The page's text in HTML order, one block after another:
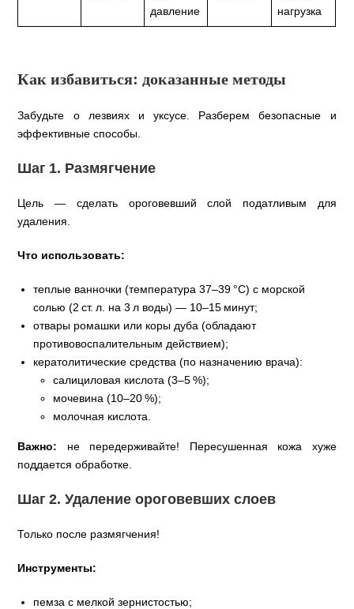
давление
нагрузка
Как избавиться: доказанные методы
Забудьте о лезвиях и уксусе. Разберем безопасные и
эффективные способы.
Шаг 1. Размягчение
Цель — сделать ороговевший слой податливым для
удаления.
Что использовать:
теплые ванночки (температура 37–39 °C) с морской
солью (2 ст. л. на 3 л воды) — 10–15 минут;
отвары ромашки или коры дуба (обладают
противовоспалительным действием);
кератолитические средства (по назначению врача):
салициловая кислота (3–5 %);
мочевина (10–20 %);
молочная кислота.
Важно: не передерживайте! Пересушенная кожа хуже
поддается обработке.
Шаг 2. Удаление ороговевших слоев
Только после размягчения!
Инструменты:
пемза с мелкой зернистостью;